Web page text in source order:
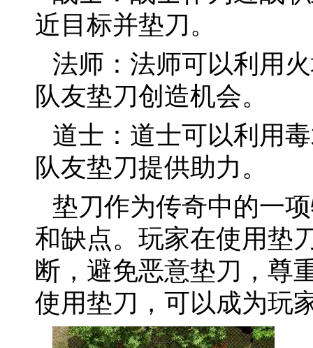
近目标并垫刀。
法师：法师可以利用
队友垫刀创造机会。
道士：道士可以利用
队友垫刀提供助力。
垫刀作为传奇中的一
和缺点。玩家在使用垫
断，避免恶意垫刀，尊
使用垫刀，可以成为玩